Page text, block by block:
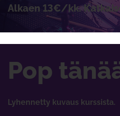
Alkaen 13€/kk.
Pop
Lyhennetty kuvaus kurssista.